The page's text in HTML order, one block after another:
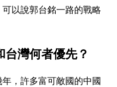
以說郭台銘一路的戰略
灣何者優先？
，許多富可敵國的中國